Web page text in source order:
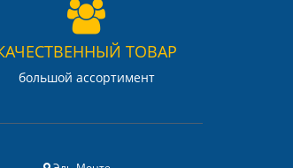
ТОВАР
большой ассортимент